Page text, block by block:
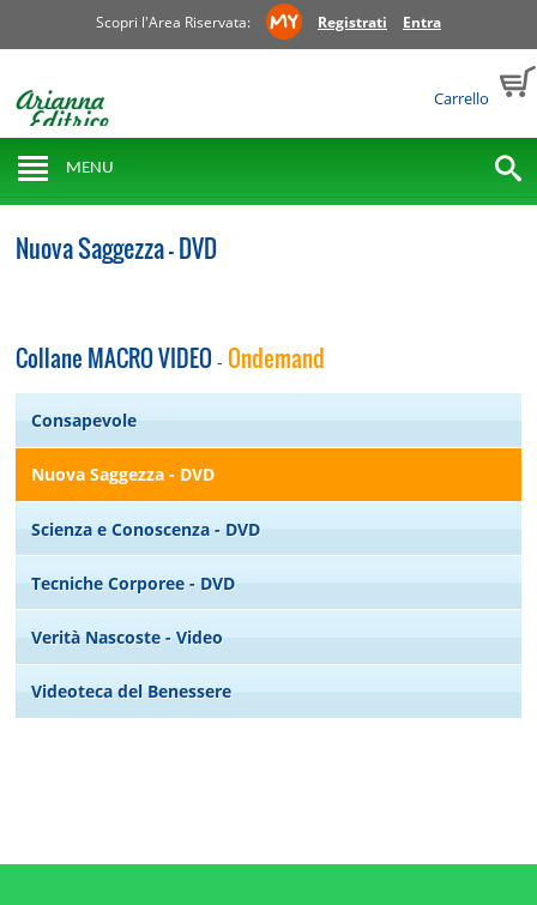
Scopri l'Area Riservata: Registrati Entra
Carrello
MENU
Nuova Saggezza - DVD
Collane MACRO VIDEO -Ondemand
Consapevole
Nuova Saggezza - DVD
Scienza e Conoscenza - DVD
Tecniche Corporee - DVD
Verità Nascoste - Video
Videoteca del Benessere